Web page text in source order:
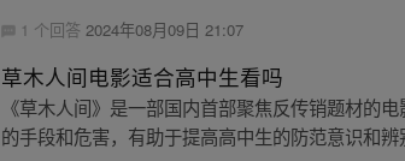
1 个回答 2024年08月09日 21:07
草木人间电影适合高中生看吗
《草木人间》是一部国内首部聚焦反传销题材的
的手段和危害，有助于提高高中生的防范意识和